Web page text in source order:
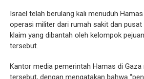
Israel telah berulang kali menuduh
operasi militer dari rumah sakit dan pusat
klaim yang dibantah oleh kelompok
tersebut.
Kantor media pemerintah Hamas di
tersebut, dengan mengatakan bahwa